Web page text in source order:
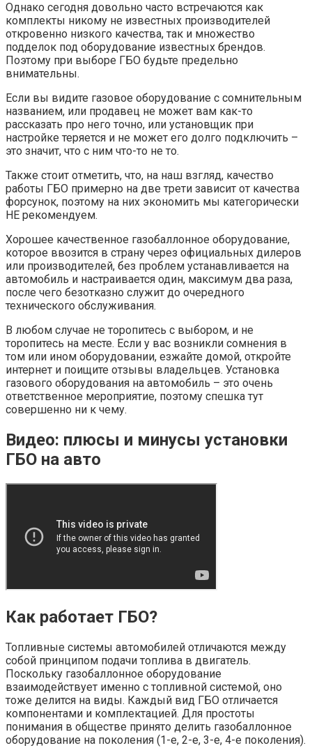
Однако сегодня довольно часто встречаются как
комплекты никому не известных производителей
откровенно низкого качества, так и множество
подделок под оборудование известных брендов.
Поэтому при выборе ГБО будьте предельно
внимательны.
Если вы видите газовое оборудование с сомнительным
названием, или продавец не может вам как-то
рассказать про него точно, или установщик при
настройке теряется и не может его долго подключить –
это значит, что с ним что-то не то.
Также стоит отметить, что, на наш взгляд, качество
работы ГБО примерно на две трети зависит от качества
форсунок, поэтому на них экономить мы категорически
НЕ рекомендуем.
Хорошее качественное газобаллонное оборудование,
которое ввозится в страну через официальных дилеров
или производителей, без проблем устанавливается на
автомобиль и настраивается один, максимум два раза,
после чего безотказно служит до очередного
технического обслуживания.
В любом случае не торопитесь с выбором, и не
торопитесь на месте. Если у вас возникли сомнения в
том или ином оборудовании, езжайте домой, откройте
интернет и поищите отзывы владельцев. Установка
газового оборудования на автомобиль – это очень
ответственное мероприятие, поэтому спешка тут
совершенно ни к чему.
Видео: плюсы и минусы установки
ГБО на авто
Как работает ГБО?
Топливные системы автомобилей отличаются между
собой принципом подачи топлива в двигатель.
Поскольку газобаллонное оборудование
взаимодействует именно с топливной системой, оно
тоже делится на виды. Каждый вид ГБО отличается
компонентами и комплектацией. Для простоты
понимания в обществе принято делить газобаллонное
оборудование на поколения (1-е, 2-е, 3-е, 4-е поколения).